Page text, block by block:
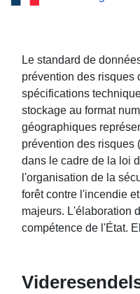
Saint-
Le standard de
prévention des risques
spécifications
stockage au format
géographiques
prévention des risques
dans le cadre de la loi
l'organisation de la
forêt contre l'incendie
majeurs. L'élaboration
compétence de l'État.